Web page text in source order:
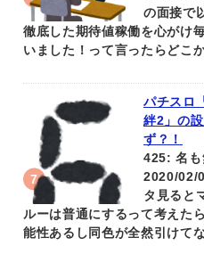
の面接で
徹底した期待値稼働を心がけ
いました！って言ったらどこ
パチスロ
絆2」の
ず？！
425: 名も
2020/02/
タ見ると
ルーは普通にするって考えた
能性あるし同色が全然引けて